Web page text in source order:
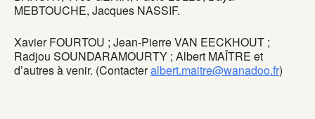
MEBTOUCHE, Jacques NASSIF.
Xavier FOURTOU ; Jean-Pierre VAN EECKHOUT ;
Radjou SOUNDARAMOURTY ; Albert MAÎTRE et
d’autres à venir. (Contacteralbert.maitre@wanadoo.fr)